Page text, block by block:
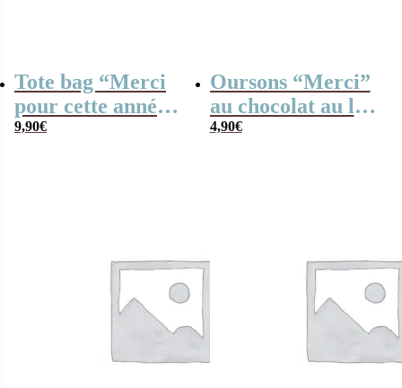
Tote bag “Merci
pour cette année”
– Collection arc-
9,90€
Oursons “Merci”
au chocolat au lait
x 3 – Collection
4,90€